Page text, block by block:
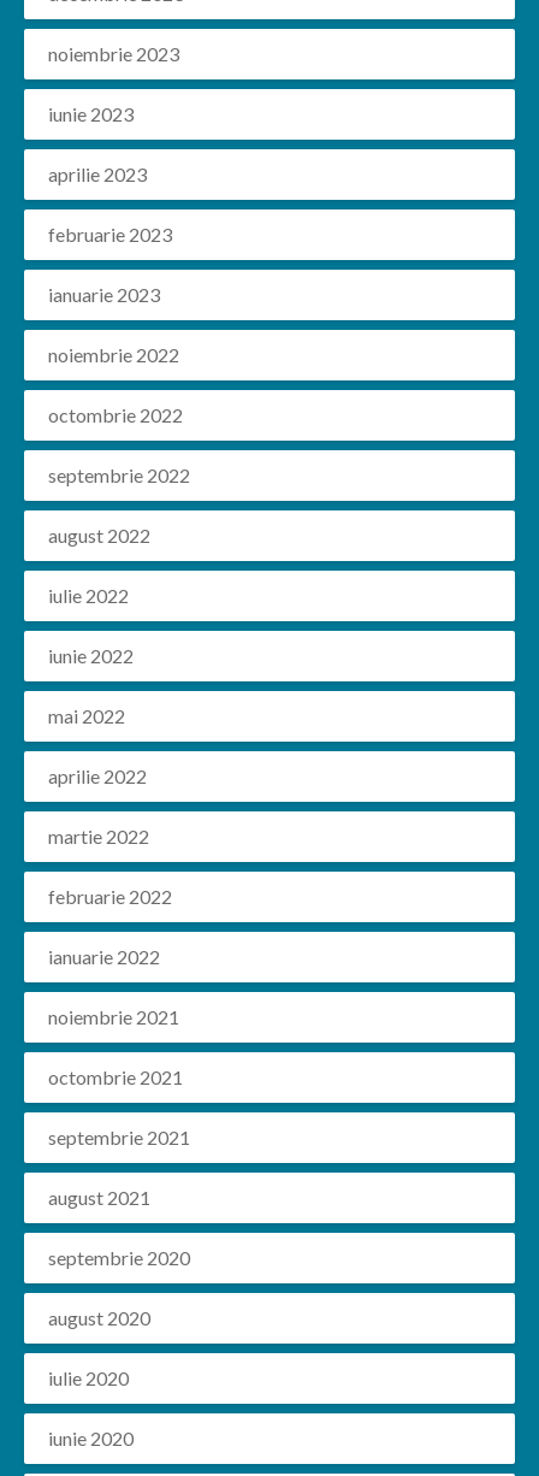
noiembrie 2023
iunie 2023
aprilie 2023
februarie 2023
ianuarie 2023
noiembrie 2022
octombrie 2022
septembrie 2022
august 2022
iulie 2022
iunie 2022
mai 2022
aprilie 2022
martie 2022
februarie 2022
ianuarie 2022
noiembrie 2021
octombrie 2021
septembrie 2021
august 2021
septembrie 2020
august 2020
iulie 2020
iunie 2020